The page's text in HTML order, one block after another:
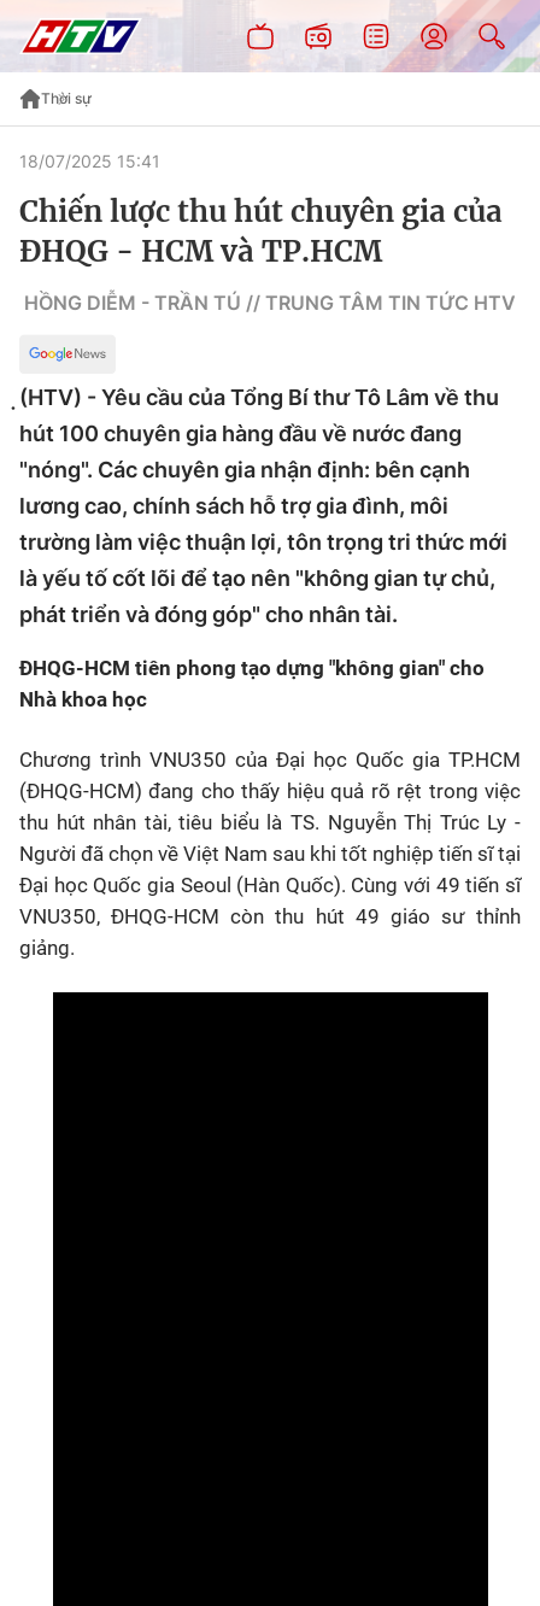
Thời sự
18/07/2025 15:41
Chiến lược thu hút chuyên gia của
ĐHQG - HCM và TP.HCM
HỒNG DIỄM - TRẦN TÚ // TRUNG TÂM TIN TỨC HTV
̣(HTV) - Yêu cầu của Tổng Bí thư Tô Lâm về thu
hút 100 chuyên gia hàng đầu về nước đang
"nóng". Các chuyên gia nhận định: bên cạnh
lương cao, chính sách hỗ trợ gia đình, môi
trường làm việc thuận lợi, tôn trọng tri thức mới
là yếu tố cốt lõi để tạo nên "không gian tự chủ,
phát triển và đóng góp" cho nhân tài.
ĐHQG-HCM tiên phong tạo dựng "không gian" cho
Nhà khoa học
Chương trình VNU350 của Đại học Quốc gia TP.HCM
(ĐHQG-HCM) đang cho thấy hiệu quả rõ rệt trong việc
thu hút nhân tài, tiêu biểu là TS. Nguyễn Thị Trúc Ly -
Người đã chọn về Việt Nam sau khi tốt nghiệp tiến sĩ tại
Đại học Quốc gia Seoul (Hàn Quốc). Cùng với 49 tiến sĩ
VNU350, ĐHQG-HCM còn thu hút 49 giáo sư thỉnh
giảng.